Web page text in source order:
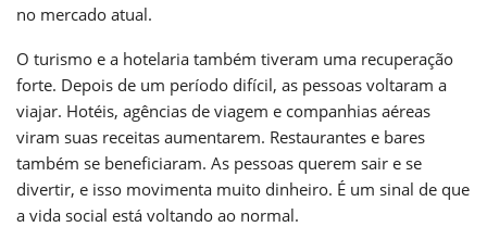
no mercado atual.
O turismo e a hotelaria também tiveram uma recuperação
forte. Depois de um período difícil, as pessoas voltaram a
viajar. Hotéis, agências de viagem e companhias aéreas
viram suas receitas aumentarem. Restaurantes e bares
também se beneficiaram. As pessoas querem sair e se
divertir, e isso movimenta muito dinheiro. É um sinal de que
a vida social está voltando ao normal.